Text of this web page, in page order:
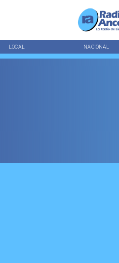
LOCAL NACIONAL